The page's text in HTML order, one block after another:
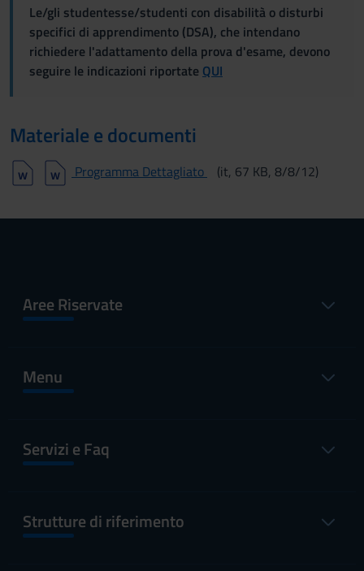
Le/gli studentesse/studenti con disabilità o disturbi
specifici di apprendimento (DSA), che intendano
richiedere l'adattamento della prova d'esame, devono
seguire le indicazioni riportate QUI
Materiale e documenti
Programma Dettagliato (it, 67 KB, 8/8/12)
Aree Riservate
Menu
Servizi e Faq
Strutture di riferimento